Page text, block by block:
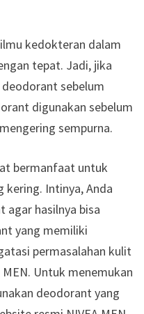
kedokteran dalam
tepat. Jadi, jika
sebelum
digunakan sebelum
sempurna.
bermanfaat untuk
kering. Intinya, Anda
agar hasilnya bisa
yang memiliki
permasalahan kulit
Untuk menemukan
deodorant yang